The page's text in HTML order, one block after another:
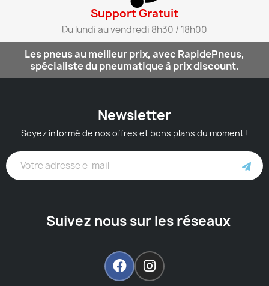
Support Gratuit​
Du lundi au vendredi 8h30 / 18h00​
Les pneus au meilleur prix, avec RapidePneus,
spécialiste du pneumatique à prix discount.
Newsletter
Soyez informé de nos offres et bons plans du moment !
Suivez nous sur les réseaux